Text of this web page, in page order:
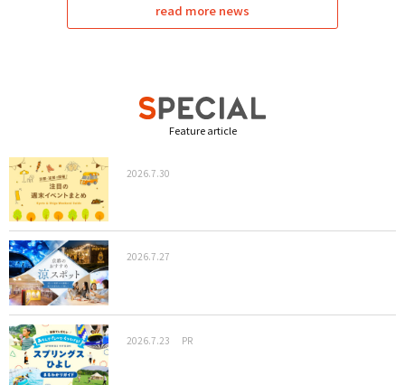
read more news
Feature article
2026.7.30
2026.7.27
2026.7.23 PR